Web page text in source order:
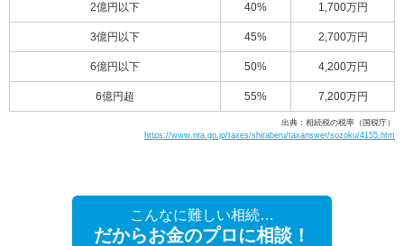
2億円以下 40% 1,700万円
3億円以下 45% 2,700万円
6億円以下 50% 4,200万円
6億円超 55% 7,200万円
出典：相続税の税率（国税庁）
https://www.nta.go.jp/taxes/shiraberu/taxanswer/sozoku/4155.htm
こんなに難しい相続…
だからお金のプロに相談！